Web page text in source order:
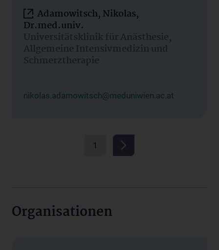
Adamowitsch, Nikolas,
Dr.med.univ.
Universitätsklinik für Anästhesie,
Allgemeine Intensivmedizin und
Schmerztherapie
nikolas.adamowitsch@meduniwien.ac.at
1
Organisationen